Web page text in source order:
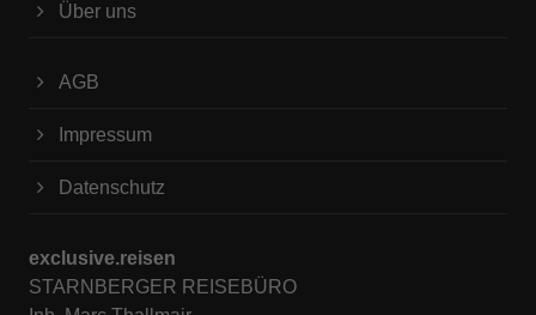
Über uns
AGB
Impressum
Datenschutz
exclusive.reisen
STARNBERGER REISEBÜRO